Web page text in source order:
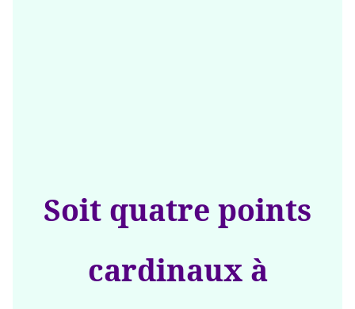
Soit quatre points
cardinaux à